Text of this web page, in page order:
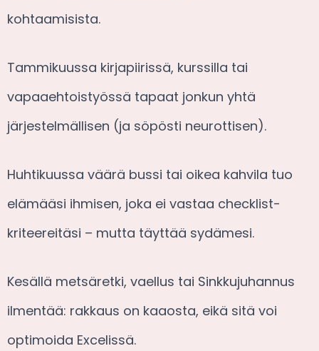
kohtaamisista.
Tammikuussa kirjapiirissä, kurssilla tai
vapaaehtoistyössä tapaat jonkun yhtä
järjestelmällisen (ja söpösti neurottisen).
Huhtikuussa väärä bussi tai oikea kahvila tuo
elämääsi ihmisen, joka ei vastaa checklist-
kriteereitäsi – mutta täyttää sydämesi.
Kesällä metsäretki, vaellus tai Sinkkujuhannus
ilmentää: rakkaus on kaaosta, eikä sitä voi
optimoida Excelissä.